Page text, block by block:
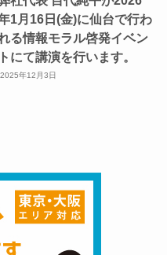
1月16日(金)に仙台で行わ
る情報モラル啓発イベン
トにて講演を行います。
2025年12月3日